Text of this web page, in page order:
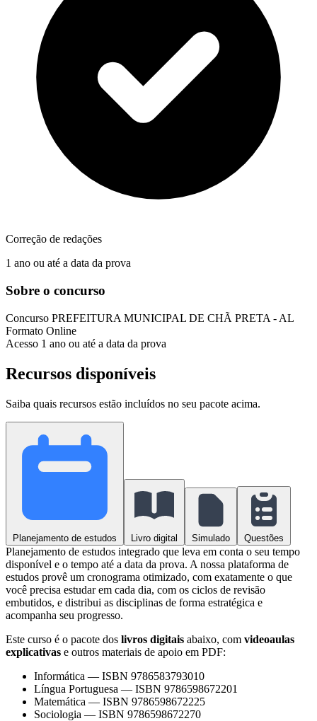
Correção de redações
1 ano ou até a data da prova
Sobre o concurso
Concurso PREFEITURA MUNICIPAL DE CHÃ PRETA - AL
Formato Online
Acesso 1 ano ou até a data da prova
Recursos disponíveis
Saiba quais recursos estão incluídos no seu pacote acima.
Planejamento de estudos Livro digital Simulado Questões
Planejamento de estudos integrado que leva em conta o seu tempo
disponível e o tempo até a data da prova. A nossa plataforma de
estudos provê um cronograma otimizado, com exatamente o que
você precisa estudar em cada dia, com os ciclos de revisão
embutidos, e distribui as disciplinas de forma estratégica e
acompanha seu progresso.
Este curso é o pacote dos livros digitais abaixo, com videoaulas
explicativas e outros materiais de apoio em PDF:
Informática — ISBN 9786583793010
Língua Portuguesa — ISBN 9786598672201
Matemática — ISBN 9786598672225
Sociologia — ISBN 9786598672270